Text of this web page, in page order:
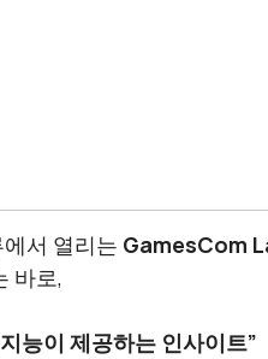
서 열리는 GamesCom
바로,
능이 제공하는 인사이트”